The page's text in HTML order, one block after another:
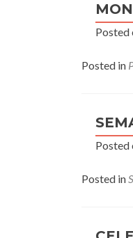
Posted
Posted in
Posted
Posted in